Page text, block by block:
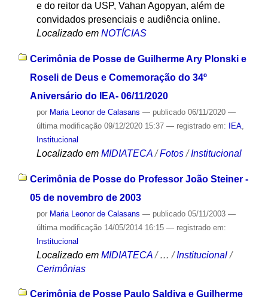
e do reitor da USP, Vahan Agopyan, além de
convidados presenciais e audiência online.
Localizado em NOTÍCIAS
Cerimônia de Posse de Guilherme Ary Plonski e
Roseli de Deus e Comemoração do 34º
Aniversário do IEA- 06/11/2020
por Maria Leonor de Calasans — publicado06/11/2020 —
última modificação09/12/2020 15:37 — registrado em: IEA,
Institucional
Localizado em MIDIATECA /Fotos /Institucional
Cerimônia de Posse do Professor João Steiner -
05 de novembro de 2003
por Maria Leonor de Calasans — publicado05/11/2003 —
última modificação14/05/2014 16:15 — registrado em:
Institucional
Localizado em MIDIATECA /…/Institucional /
Cerimônias
Cerimônia de Posse Paulo Saldiva e Guilherme